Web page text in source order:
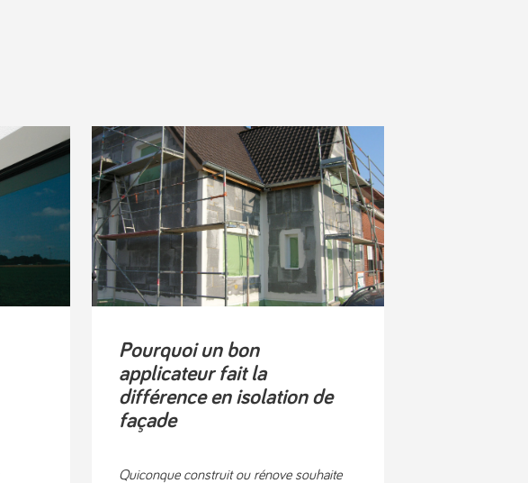
Pourquoi un bon
applicateur fait la
différence en isolation de
façade
Quiconque construit ou rénove souhaite